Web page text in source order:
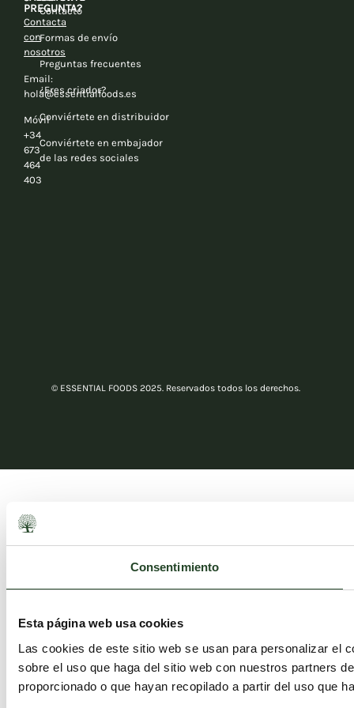
Consentimiento
Esta página web usa cookies
Las cookies de este sitio web se usan para personalizar el
sobre el uso que haga del sitio web con nuestros partners
proporcionado o que hayan recopilado a partir del uso que
PREGUNTA?
Contacta
con
nosotros
Email:
hola@essentialfoods.es
Móvil
+34
673
464
403
Contacto
Formas de envío
Preguntas frecuentes
¿Eres criador?
Conviértete en distribuidor
Conviértete en embajador
de las redes sociales
© ESSENTIAL FOODS 2025. Reservados todos los derechos.